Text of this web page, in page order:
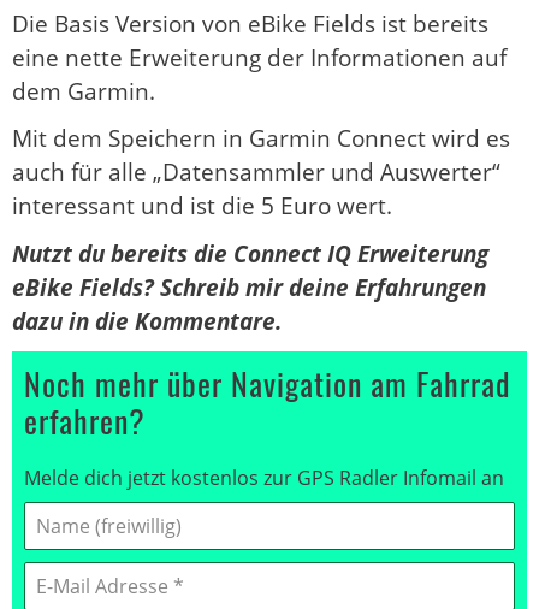
Die Basis Version von eBike Fields ist bereits
eine nette Erweiterung der Informationen auf
dem Garmin.
Mit dem Speichern in Garmin Connect wird es
auch für alle „Datensammler und Auswerter“
interessant und ist die 5 Euro wert.
Nutzt du bereits die Connect IQ Erweiterung
eBike Fields? Schreib mir deine Erfahrungen
dazu in die Kommentare.
Noch mehr über Navigation am Fahrrad
erfahren?
Melde dich jetzt kostenlos zur GPS Radler Infomail an